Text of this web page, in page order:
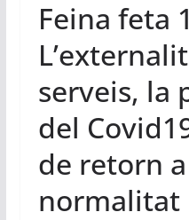
Feina feta
serveis, la
del
de retorn
normalitat